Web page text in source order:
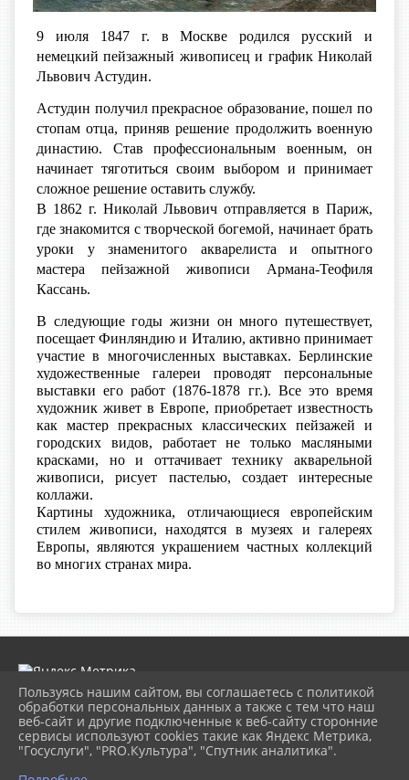
9 июля 1847 г. в Москве родился русский и
немецкий пейзажный живописец и график Николай
Львович Астудин.
Астудин получил прекрасное образование, пошел по
стопам отца, приняв решение продолжить военную
династию. Став профессиональным военным, он
начинает тяготиться своим выбором и принимает
сложное решение оставить службу.
В 1862 г. Николай Львович отправляется в Париж,
где знакомится с творческой богемой, начинает брать
уроки у знаменитого акварелиста и опытного
мастера пейзажной живописи Армана-Теофиля
Кассань.
В следующие годы жизни он много путешествует,
посещает Финляндию и Италию, активно принимает
участие в многочисленных выставках. Берлинские
художественные галереи проводят персональные
выставки его работ (1876-1878 гг.). Все это время
художник живет в Европе, приобретает известность
как мастер прекрасных классических пейзажей и
городских видов, работает не только масляными
красками, но и оттачивает технику акварельной
живописи, рисует пастелью, создает интересные
коллажи.
Картины художника, отличающиеся европейским
стилем живописи, находятся в музеях и галереях
Европы, являются украшением частных коллекций
во многих странах мира.
2026 г. museumkam.ru
Вход
Карта сайта
Политика обработки персональных данных
Пользуясь нашим сайтом, вы соглашаетесь с политикой
обработки персональных данных а также с тем что наш
веб-сайт и другие подключенные к веб-сайту сторонние
сервисы используют cookies такие как Яндекс Метрика,
"Госуслуги", "PRO.Культура", "Спутник аналитика".